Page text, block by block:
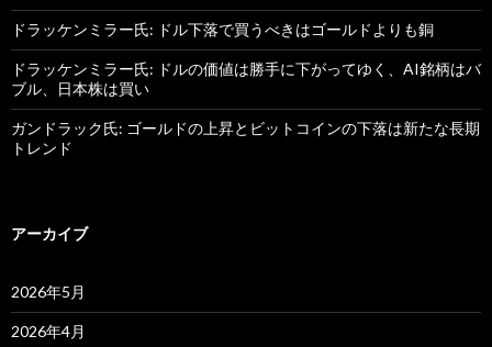
ドラッケンミラー氏: ドル下落で買うべきはゴールドよりも銅
ドラッケンミラー氏: ドルの価値は勝手に下がってゆく、AI銘柄はバ
ブル、日本株は買い
ガンドラック氏: ゴールドの上昇とビットコインの下落は新たな長期
トレンド
アーカイブ
2026年5月
2026年4月